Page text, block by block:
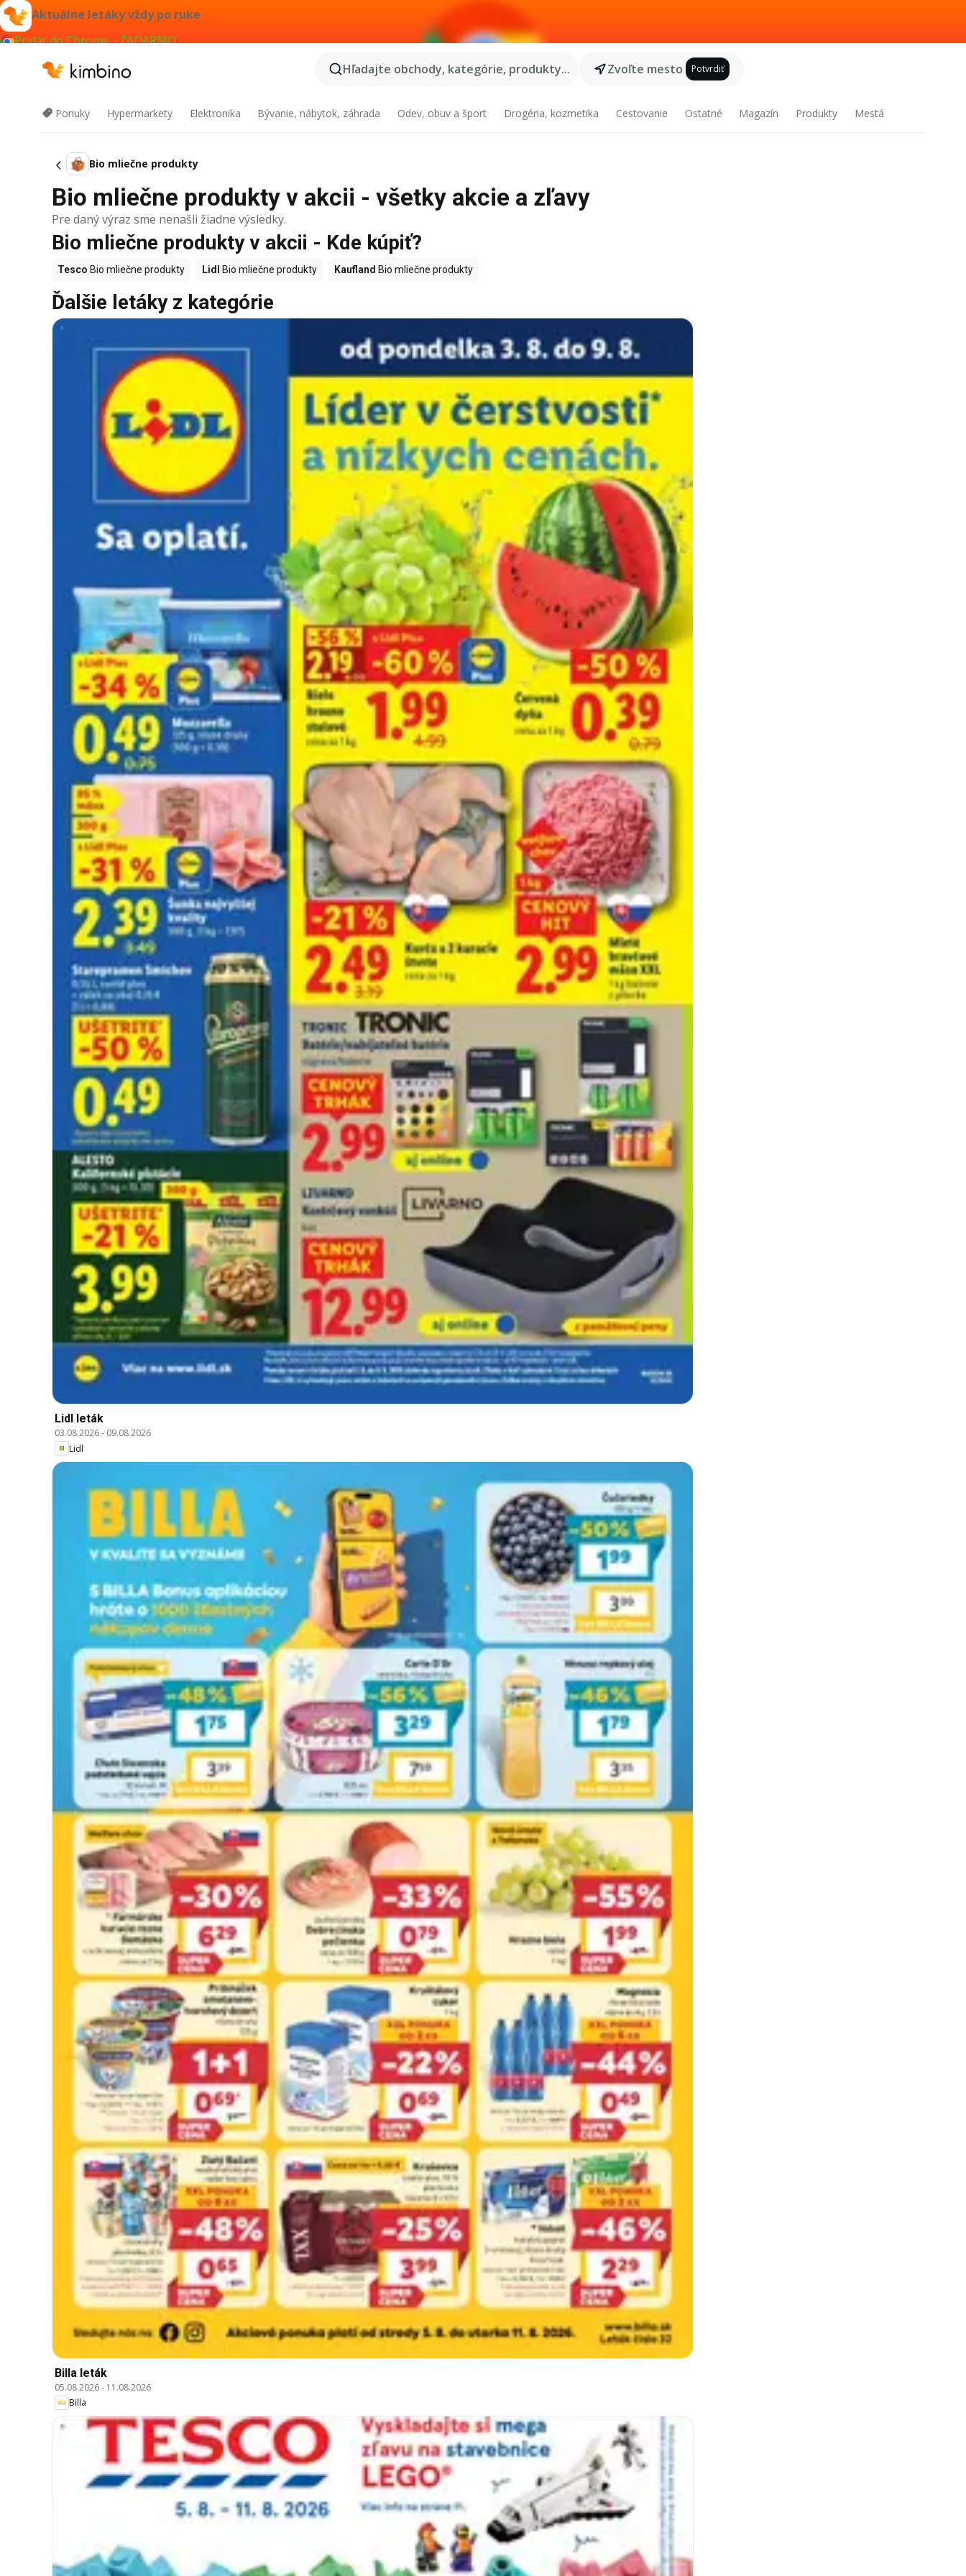
Aktuálne letáky vždy po ruke
Pridať do Chrome - ZADARMO
Hľadajte obchody, kategórie, produkty...
Zvoľte mesto Potvrdiť
Ponuky Hypermarkety Elektronika Bývanie, nábytok, záhrada Odev, obuv a šport Drogéria, kozmetika Cestovanie Ostatné Magazín Produkty Mestá
Bio mliečne produkty
Bio mliečne produkty v akcii - všetky akcie a zľavy
Pre daný výraz sme nenašli žiadne výsledky.
Bio mliečne produkty v akcii - Kde kúpiť?
Tesco Bio mliečne produkty Lidl Bio mliečne produkty Kaufland Bio mliečne produkty
Ďalšie letáky z kategórie
Lidl leták
03.08.2026- 09.08.2026
Lidl
Billa leták
05.08.2026- 11.08.2026
Billa